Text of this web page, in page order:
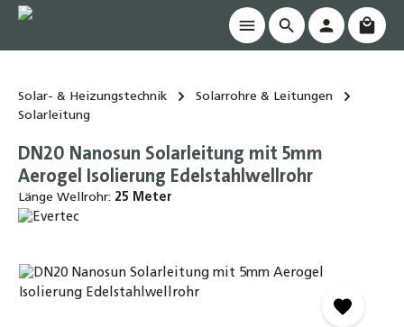
springen
Solar- & Heizungstechnik
Solarrohre & Leitungen
Solarleitung
DN20 Nanosun Solarleitung mit 5mm
Aerogel Isolierung Edelstahlwellrohr
Länge Wellrohr: 25 Meter
Bildergalerie überspringen